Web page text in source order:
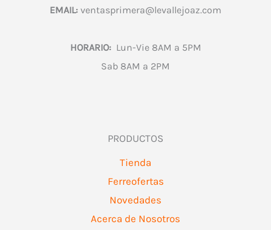
EMAIL: ventasprimera@levallejoaz.com
HORARIO:Lun-Vie 8AM a 5PM
Sab 8AM a 2PM
PRODUCTOS
Tienda
Ferreofertas
Novedades
Acerca de Nosotros